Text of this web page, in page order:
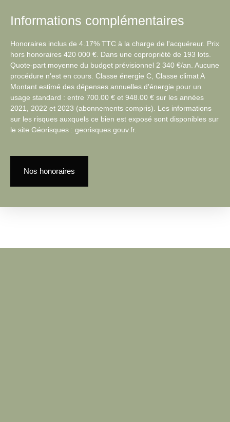
Informations complémentaires
Honoraires inclus de 4.17% TTC à la charge de l'acquéreur. Prix
hors honoraires 420 000 €. Dans une copropriété de 193 lots.
Quote-part moyenne du budget prévisionnel 2 340 €/an. Aucune
procédure n'est en cours. Classe énergie C, Classe climat A
Montant estimé des dépenses annuelles d'énergie pour un
usage standard : entre 700.00 € et 948.00 € sur les années
2021, 2022 et 2023 (abonnements compris). Les informations
sur les risques auxquels ce bien est exposé sont disponibles sur
le site Géorisques : georisques.gouv.fr.
Nos honoraires